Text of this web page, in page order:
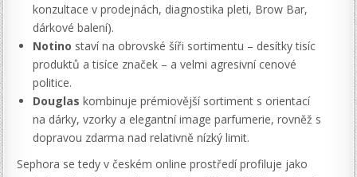
konzultace v prodejnách, diagnostika pleti, Brow Bar,
dárkové balení).
Notino staví na obrovské šíři sortimentu – desítky tisíc
produktů a tisíce značek – a velmi agresivní cenové
politice.
Douglas kombinuje prémiovější sortiment s orientací
na dárky, vzorky a elegantní image parfumerie, rovněž s
dopravou zdarma nad relativně nízký limit.
Sephora se tedy v českém online prostředí profiluje jako